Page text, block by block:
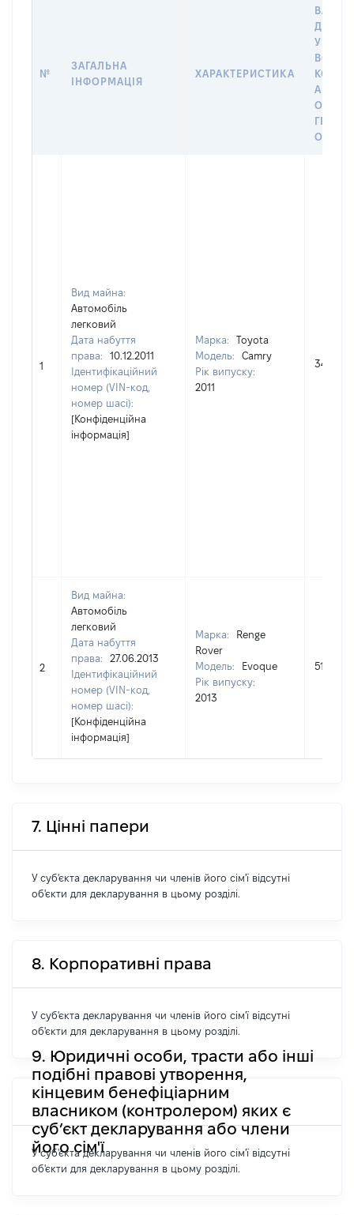
№
ЗАГАЛЬНА
ІНФОРМАЦІЯ
ХАРАКТЕРИСТИКА
ДАТУ
У
АБО
1
Вид майна:
Автомобіль
легковий
Дата набуття
права:
10.12.2011
Ідентифікаційний
номер (VIN-код,
номер шасі):
[Конфіденційна
інформація]
Марка:
Toyota
Модель:
Camry
Рік випуску:
2011
345000
2
Вид майна:
Автомобіль
легковий
Дата набуття
права:
27.06.2013
Ідентифікаційний
номер (VIN-код,
номер шасі):
[Конфіденційна
інформація]
Марка:
Renge
Rover
Модель:
Evoque
Рік випуску:
2013
512000
7. Цінні папери
У суб'єкта декларування чи членів його сім'ї відсутні
об'єкти для декларування в цьому розділі.
8. Корпоративні права
У суб'єкта декларування чи членів його сім'ї відсутні
об'єкти для декларування в цьому розділі.
9. Юридичні особи, трасти або інші
подібні правові утворення,
кінцевим бенефіціарним
власником (контролером) яких є
суб’єкт декларування або члени
його сім'ї
У суб'єкта декларування чи членів його сім'ї відсутні
об'єкти для декларування в цьому розділі.